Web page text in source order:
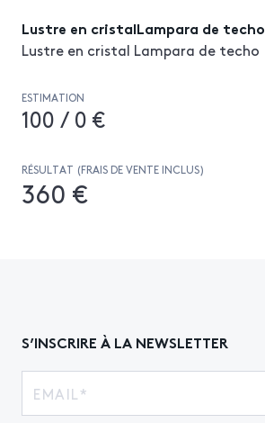
Lustre en cristalLampara de techo
Lustre en cristal Lampara de techo
ESTIMATION
100 / 0 €
RÉSULTAT (FRAIS DE VENTE INCLUS)
360 €
S’INSCRIRE À LA NEWSLETTER